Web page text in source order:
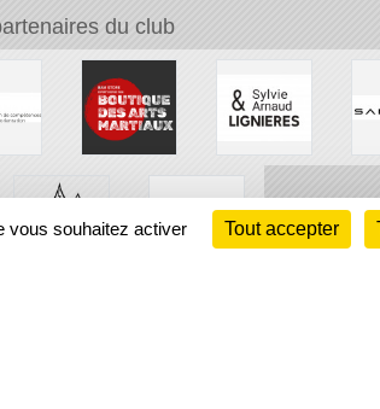
du club
vous souhaitez activer Tout accepter